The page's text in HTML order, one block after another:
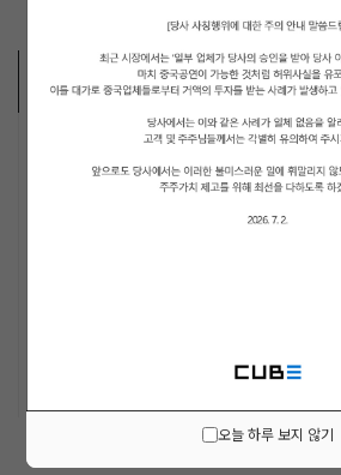
오늘 하루 보지 않기
ARTISTS VIDEO